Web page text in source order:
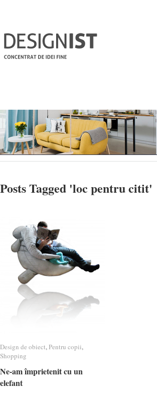
Posts Tagged 'loc pentru citit'
Design de obiect,Pentru copii,
Shopping
Ne-am împrietenit cu un
elefant
Design de obiect Pentru copii
Shopping
Ne-am împrietenit cu un
elefant